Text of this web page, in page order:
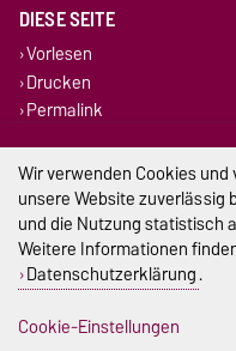
DIESE SEITE
Vorlesen
Drucken
Permalink
Wir verwenden Cookies
unsere Website zuverlässig
und die Nutzung statistisch
Weitere Informationen
Datenschutzerklärung.
Cookie-Einstellungen